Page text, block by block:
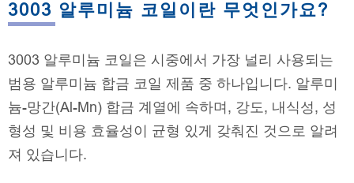
3003 알루미늄 코일이란 무엇인가요?
3003 알루미늄 코일은 시중에서 가장 널리 사용되는
범용 알루미늄 합금 코일 제품 중 하나입니다. 알루미
늄-망간(Al-Mn) 합금 계열에 속하며, 강도, 내식성, 성
형성 및 비용 효율성이 균형 있게 갖춰진 것으로 알려
져 있습니다.